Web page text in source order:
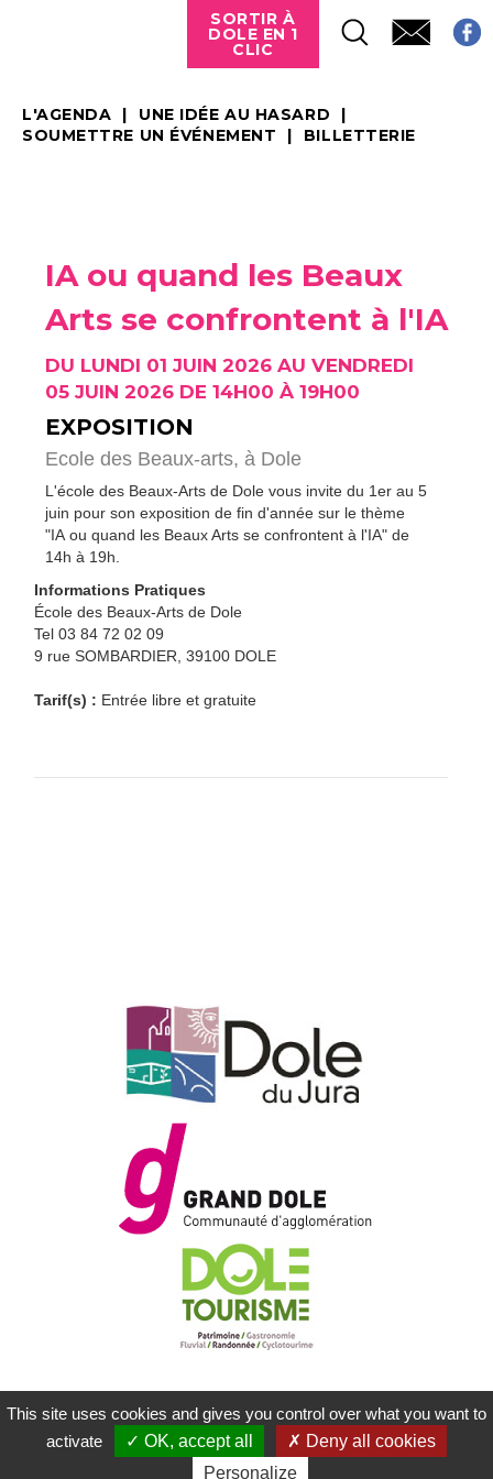
SORTIR À
DOLE EN 1
CLIC
L'AGENDA
UNE IDÉE AU HASARD
SOUMETTRE UN ÉVÉNEMENT
BILLETTERIE
IA ou quand les Beaux
Arts se confrontent à l'IA
DU LUNDI 01 JUIN 2026 AU VENDREDI
05 JUIN 2026 DE 14H00 À 19H00
EXPOSITION
Ecole des Beaux-arts, à Dole
L'école des Beaux-Arts de Dole vous invite du 1er au 5
juin pour son exposition de fin d'année sur le thème
"IA ou quand les Beaux Arts se confrontent à l'IA" de
14h à 19h.
Informations Pratiques
École des Beaux-Arts de Dole
Tel 03 84 72 02 09
9 rue SOMBARDIER, 39100 DOLE
Tarif(s) : Entrée libre et gratuite
MENTIONS LÉGALES
PLAN DU SITE
CONTACTEZ-NOUS
RÉALISATION KOREDGE
This site uses cookies and gives you control over what you want to
activate
OK, accept all
Deny all cookies
Personalize